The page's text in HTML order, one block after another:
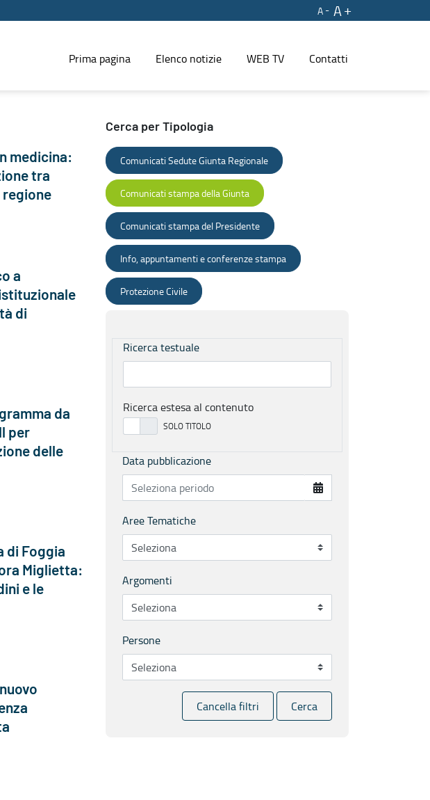
A
A
Prima pagina Elenco notizie WEB TV Contatti
medicina:
tra
a
di
da
per
delle
di Foggia
Miglietta:
e le
Cerca per Tipologia
Comunicati Sedute Giunta Regionale
Comunicati stampa della Giunta
Comunicati stampa del Presidente
Info, appuntamenti e conferenze stampa
Protezione Civile
Ricerca testuale
Ricerca estesa al contenuto
Data pubblicazione
Aree Tematiche
Argomenti
Persone
Cancella filtri Cerca